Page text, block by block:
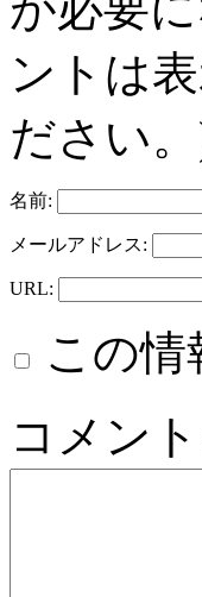
ントは
ださい
名前:
メールアドレス:
URL:
この情
コメン